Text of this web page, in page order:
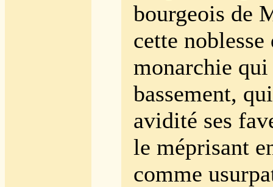
bourgeois de
cette
monarchie
bassement,
avidité ses
le méprisant
comme